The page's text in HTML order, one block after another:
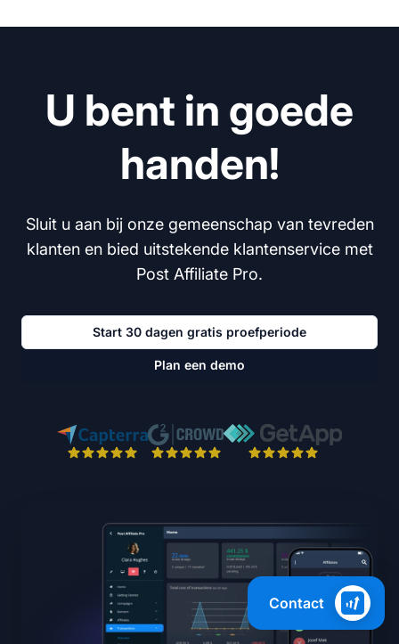
U bent in goede
handen!
Sluit u aan bij onze gemeenschap van tevreden
klanten en bied uitstekende klantenservice met
Post Affiliate Pro.
Start 30 dagen gratis proefperiode
Plan een demo
Contact